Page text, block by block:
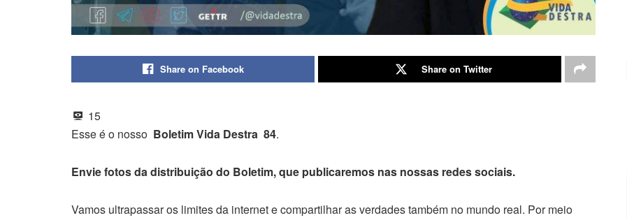
Share on Facebook Share on Twitter
15
Esse é o nosso Boletim Vida Destra 84.
Envie fotos da distribuição do Boletim, que publicaremos nas nossas redes sociais.
Vamos ultrapassar os limites da internet e compartilhar as verdades também no mundo real. Por meio